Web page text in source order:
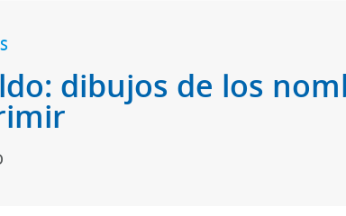
dibujos de los